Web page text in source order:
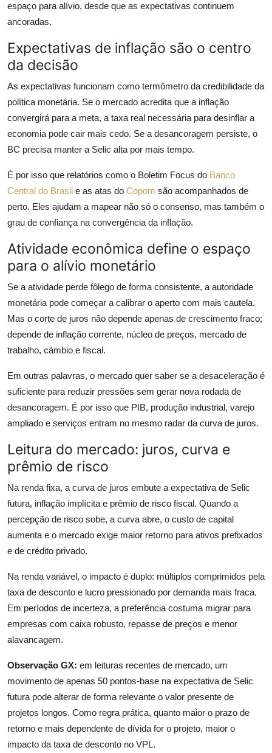
espaço para alívio, desde que as expectativas continuem
ancoradas.
Expectativas de inflação são o centro
da decisão
As expectativas funcionam como termômetro da credibilidade da
política monetária. Se o mercado acredita que a inflação
convergirá para a meta, a taxa real necessária para desinflar a
economia pode cair mais cedo. Se a desancoragem persiste, o
BC precisa manter a Selic alta por mais tempo.
É por isso que relatórios como o Boletim Focus do Banco
Central do Brasil e as atas do Copom são acompanhados de
perto. Eles ajudam a mapear não só o consenso, mas também o
grau de confiança na convergência da inflação.
Atividade econômica define o espaço
para o alívio monetário
Se a atividade perde fôlego de forma consistente, a autoridade
monetária pode começar a calibrar o aperto com mais cautela.
Mas o corte de juros não depende apenas de crescimento fraco;
depende de inflação corrente, núcleo de preços, mercado de
trabalho, câmbio e fiscal.
Em outras palavras, o mercado quer saber se a desaceleração é
suficiente para reduzir pressões sem gerar nova rodada de
desancoragem. É por isso que PIB, produção industrial, varejo
ampliado e serviços entram no mesmo radar da curva de juros.
Leitura do mercado: juros, curva e
prêmio de risco
Na renda fixa, a curva de juros embute a expectativa de Selic
futura, inflação implícita e prêmio de risco fiscal. Quando a
percepção de risco sobe, a curva abre, o custo de capital
aumenta e o mercado exige maior retorno para ativos prefixados
e de crédito privado.
Na renda variável, o impacto é duplo: múltiplos comprimidos pela
taxa de desconto e lucro pressionado por demanda mais fraca.
Em períodos de incerteza, a preferência costuma migrar para
empresas com caixa robusto, repasse de preços e menor
alavancagem.
Observação GX: em leituras recentes de mercado, um
movimento de apenas 50 pontos-base na expectativa de Selic
futura pode alterar de forma relevante o valor presente de
projetos longos. Como regra prática, quanto maior o prazo de
retorno e mais dependente de dívida for o projeto, maior o
impacto da taxa de desconto no VPL.